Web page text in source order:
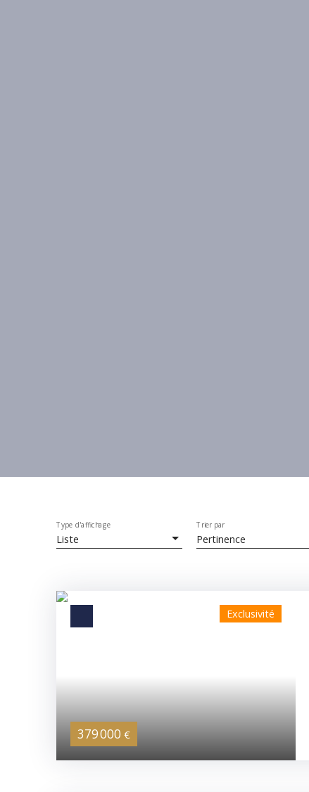
Liste
Type d'affichage
Pertinence
Trier par
379 000 €
Exclusivité